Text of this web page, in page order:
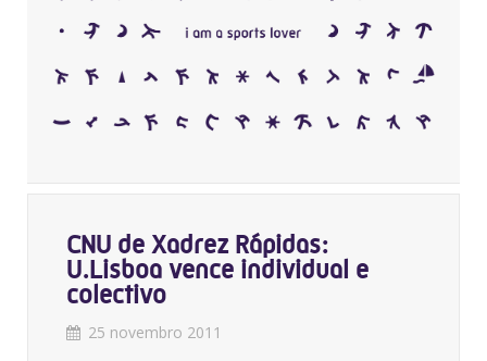
CNU de Xadrez Rápidas:
U.Lisboa vence individual e
colectivo
25 novembro 2011